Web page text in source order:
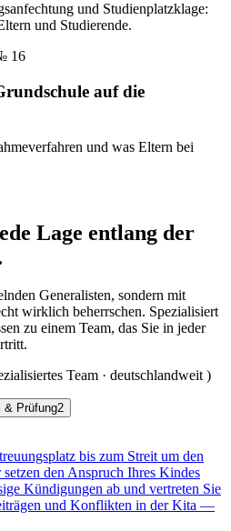
und Studienplatzklage:
und Studierende.
16
auf die
und was Eltern bei
Lage entlang der
Generalisten, sondern mit
wirklich beherrschen. Spezialisiert
zu einem Team, das Sie in jeder
Team · deutschlandweit)
& Prüfung2
bis zum Streit um den
den Anspruch Ihres Kindes
Kündigungen ab und vertreten Sie
und Konflikten in der Kita —